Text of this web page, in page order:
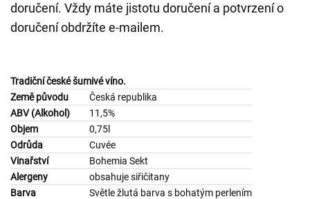
doručení. Vždy máte jistotu doručení a potvrzení o
doručení obdržíte e-mailem.
Tradiční české šumivé víno.
Země původu Česká republika
ABV (Alkohol)
11,5%
Objem
0,75l
Odrůda
Cuvée
Vinařství
Bohemia Sekt
Alergeny
obsahuje siřičitany
Barva
Světle žlutá barva s bohatým perlením